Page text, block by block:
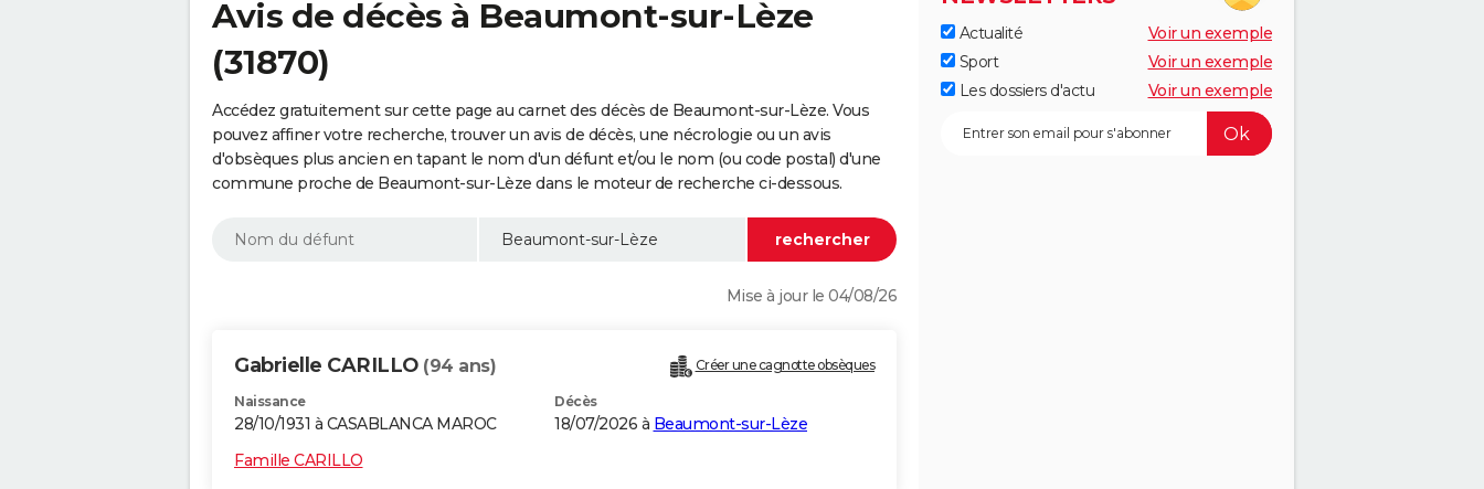
Avis de décès à Beaumont-sur-Lèze
(31870)
Accédez gratuitement sur cette page au carnet des décès de Beaumont-sur-Lèze. Vous
pouvez affiner votre recherche, trouver un avis de décès, une nécrologie ou un avis
d'obsèques plus ancien en tapant le nom d'un défunt et/ou le nom (ou code postal) d'une
commune proche de Beaumont-sur-Lèze dans le moteur de recherche ci-dessous.
Mise à jour le 04/08/26
Gabrielle CARILLO (94 ans) Créer une cagnotte obsèques
Naissance
28/10/1931 à CASABLANCA MAROC
Décès
18/07/2026 à Beaumont-sur-Lèze
Famille CARILLO
Actualité
Voir un exemple
Sport
Voir un exemple
Les dossiers d'actu
Voir un exemple